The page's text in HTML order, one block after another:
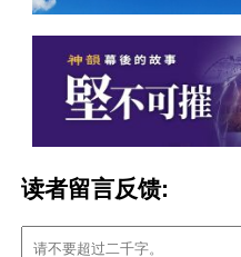
读者留言反馈: